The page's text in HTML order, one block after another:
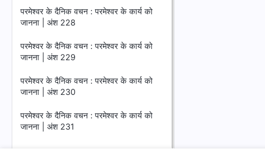
परमेश्वर के दैनिक वचन : परमेश्वर के कार्य को
जानना | अंश 228
परमेश्वर के दैनिक वचन : परमेश्वर के कार्य को
जानना | अंश 229
परमेश्वर के दैनिक वचन : परमेश्वर के कार्य को
जानना | अंश 230
परमेश्वर के दैनिक वचन : परमेश्वर के कार्य को
जानना | अंश 231